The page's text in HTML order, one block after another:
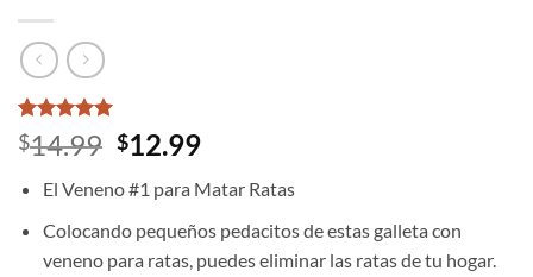
Valorado
con5de 5
2
valoraciones
$14.99 El
original
era:
$14.99.
$12.99El
actual
es:
$12.99.
El Veneno #1 para Matar Ratas
Colocando pequeños pedacitos de estas galleta con
veneno para ratas, puedes eliminar las ratas de tu hogar.